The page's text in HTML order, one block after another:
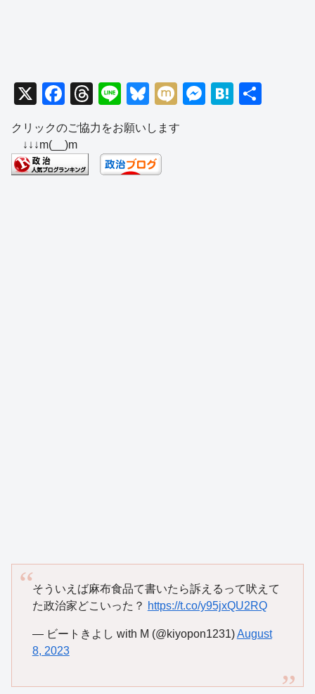
X
F
c
e
b
T
hr
e
a
d
Li
n
e
Bl
u
e
sk
y
M
M
H
クリックのご協力をお願いします
↓↓↓m(__)m
そういえば麻布食品て書いたら訴えるって吠えて
た政治家どこいった？ https://t.co/y95jxQU2RQ
— ビートきよし with M (@kiyopon1231)August
8, 2023